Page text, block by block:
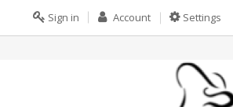
Settings
Account
Sign in